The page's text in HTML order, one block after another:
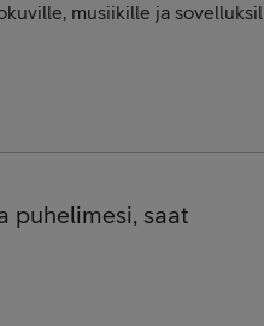
musiikille ja
puhelimesi, saat